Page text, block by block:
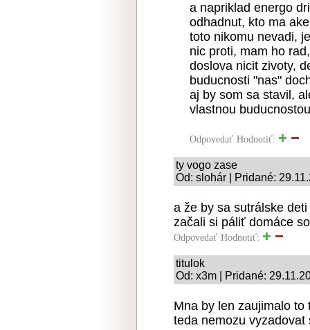
a napriklad energo
odhadnut, kto ma
toto nikomu nevadi,
nic proti, mam ho
doslova nicit zivoty,
buducnosti "nas"
aj by som sa stavil,
vlastnou
Odpovedať Hodnotiť:
ty vogo zase
Od: slohár | Pridané:
a že by sa sutrálske
začali si páliť domáce
Odpovedať Hodnotiť:
titulok
Od: x3m | Pridané:
Mna by len zaujimalo
teda nemozu